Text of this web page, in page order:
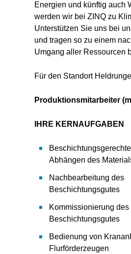
Energien und künftig auch
werden wir bei ZINQ zu
Unterstützen Sie uns bei
und tragen so zu einem
Umgang aller Ressourcen
Für den Standort
Produktionsmitarbeiter
IHRE KERNAUFGABEN
Abhängen des
Nachbearbeitung des
Beschichtungsgutes
Kommissionierung des
Beschichtungsgutes
Bedienung von
Flurförderzeugen